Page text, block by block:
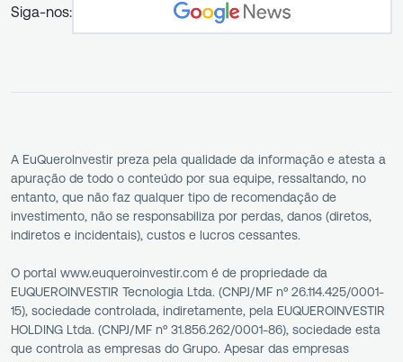
Siga-nos:
A EuQueroInvestir preza pela qualidade da informação e atesta a
apuração de todo o conteúdo por sua equipe, ressaltando, no
entanto, que não faz qualquer tipo de recomendação de
investimento, não se responsabiliza por perdas, danos (diretos,
indiretos e incidentais), custos e lucros cessantes.
O portal www.euqueroinvestir.com é de propriedade da
EUQUEROINVESTIR Tecnologia Ltda. (CNPJ/MF nº 26.114.425/0001-
15), sociedade controlada, indiretamente, pela EUQUEROINVESTIR
HOLDING Ltda. (CNPJ/MF nº 31.856.262/0001-86), sociedade esta
que controla as empresas do Grupo. Apesar das empresas